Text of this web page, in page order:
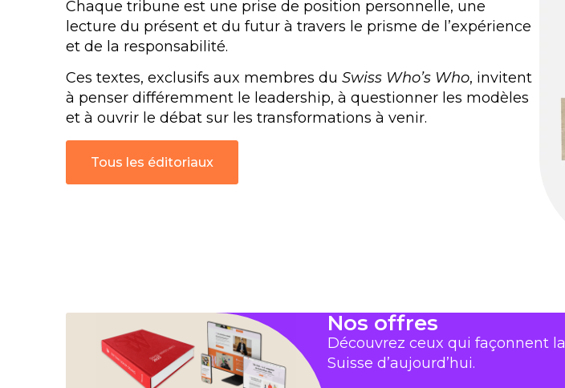
Chaque tribune est une prise de position personnelle, une
lecture du présent et du futur à travers le prisme de l’expérience
et de la responsabilité.
Ces textes, exclusifs aux membres du Swiss Who’s Who, invitent
à penser différemment le leadership, à questionner les modèles
et à ouvrir le débat sur les transformations à venir.
Tous les éditoriaux
Nos offres
Découvrez ceux qui façonnent la
Suisse d’aujourd’hui.